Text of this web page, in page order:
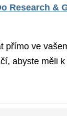
Research &
přímo ve
abyste měli